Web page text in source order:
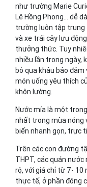
như trường Marie
Lê Hồng Phong... dễ
trường luôn tập trung
và xe trái cây lưu
thưởng thức. Tuy
nhiều lần trong ngày,
bỏ qua khâu bảo
món uống yêu thích
khôn lường.
Nước mía là một
nhất trong mùa nóng
biến nhanh gọn, trực
Trên các con đường
THPT, các quán nước
rộ, với giá chỉ từ 7- 10
thực tế, ở phần đông